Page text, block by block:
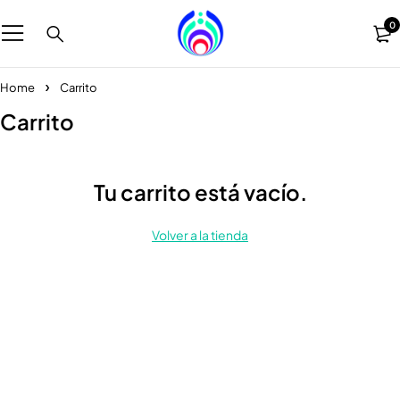
0
Home Carrito
Carrito
Tu carrito está vacío.
Volver a la tienda